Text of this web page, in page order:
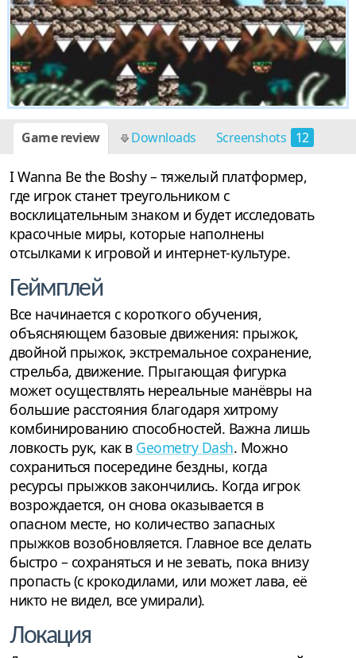
Game review Downloads Screenshots 12
I Wanna Be the Boshy – тяжелый платформер,
где игрок станет треугольником с
восклицательным знаком и будет исследовать
красочные миры, которые наполнены
отсылками к игровой и интернет-культуре.
Геймплей
Все начинается с короткого обучения,
объясняющем базовые движения: прыжок,
двойной прыжок, экстремальное сохранение,
стрельба, движение. Прыгающая фигурка
может осуществлять нереальные манёвры на
большие расстояния благодаря хитрому
комбинированию способностей. Важна лишь
ловкость рук, как в Geometry Dash. Можно
сохраниться посередине бездны, когда
ресурсы прыжков закончились. Когда игрок
возрождается, он снова оказывается в
опасном месте, но количество запасных
прыжков возобновляется. Главное все делать
быстро – сохраняться и не зевать, пока внизу
пропасть (с крокодилами, или может лава, её
никто не видел, все умирали).
Локация